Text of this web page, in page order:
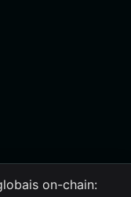
on-chain: